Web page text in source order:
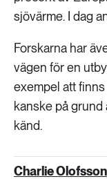
sjövärme. I dag
Forskarna har
vägen för en
exempel att
kanske på grund
känd.
Charlie Olofsson